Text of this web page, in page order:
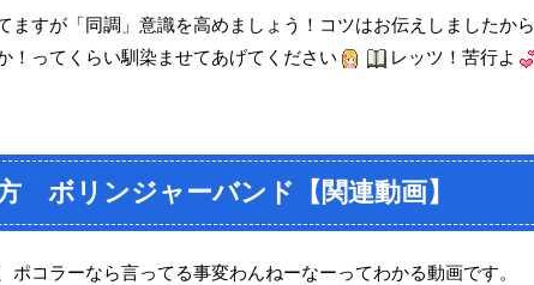
ますが「同調」意識を高めましょう！コツはお伝えしましたから
！ってくらい馴染ませてあげてください
レッツ！苦行よ
ボリンジャーバンド【関連動画】
ポコラーなら言ってる事変わんねーなーってわかる動画です。